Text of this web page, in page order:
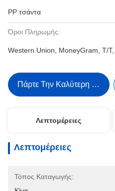
PP τσάντα
Όροι Πληρωμής:
Western Union, MoneyGram, T/
Πάρτε Την Καλύτερη Τιμή
Λεπτομέρειες
Λεπτομέρειες
Τόπος Καταγωγής: